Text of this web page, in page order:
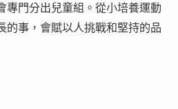
專門分出兒童組。從小培養運動
的事，會賦以人挑戰和堅持的品